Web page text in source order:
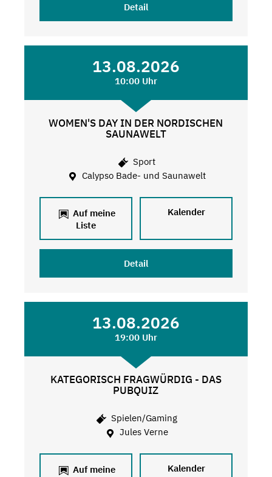
Detail
13.08.2026
10:00 Uhr
WOMEN'S DAY IN DER NORDISCHEN
SAUNAWELT
Sport
Calypso Bade- und Saunawelt
Auf meine
Liste
Kalender
Detail
13.08.2026
19:00 Uhr
KATEGORISCH FRAGWÜRDIG - DAS
PUBQUIZ
Spielen/Gaming
Jules Verne
Auf meine
Kalender